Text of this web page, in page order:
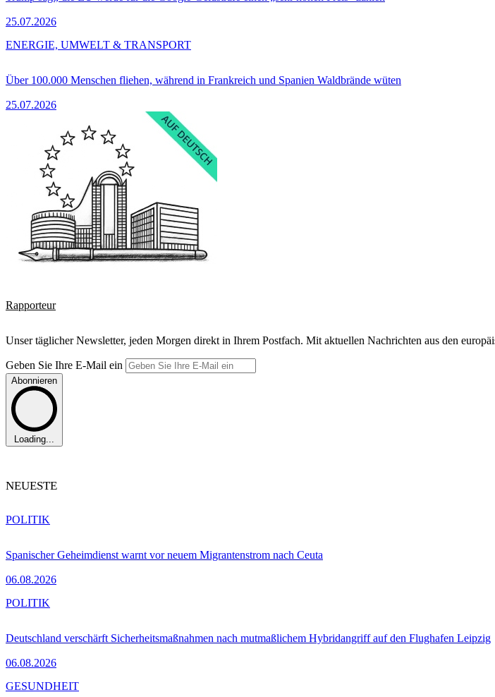
25.07.2026
Über 100.000 Menschen fliehen, während in Frankreich und Spanien Waldbrände wüten
25.07.2026
ENERGIE, UMWELT & TRANSPORT
Rapporteur
Unser täglicher Newsletter, jeden Morgen direkt in Ihrem Postfach. Mit aktuellen Nachrichten aus den
Geben Sie Ihre E-Mail ein
Abonnieren
Loading...
NEUESTE
Spanischer Geheimdienst warnt vor neuem Migrantenstrom nach Ceuta
06.08.2026
POLITIK
Deutschland verschärft Sicherheitsmaßnahmen nach mutmaßlichem Hybridangriff auf den Flughafen Leipzig
06.08.2026
POLITIK
GESUNDHEIT